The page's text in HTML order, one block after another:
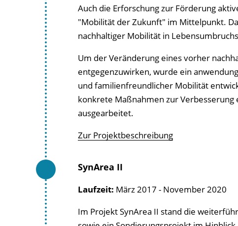
Auch die Erforschung zur Förderung
"Mobilität der Zukunft" im Mittelpunkt.
nachhaltiger Mobilität in
Um der Veränderung eines vorher
entgegenzuwirken, wurde ein
und familienfreundlicher Mobilität
konkrete Maßnahmen zur
ausgearbeitet.
Zur Projektbeschreibung
SynArea II
Laufzeit: März 2017 - November 2020
Im Projekt SynArea II stand die